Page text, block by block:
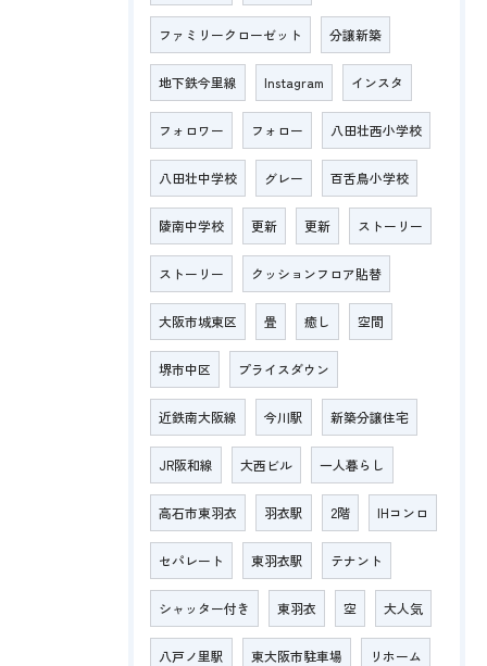
ファミリークローゼット 分譲新築
地下鉄今里線 Instagram インスタ
フォロワー フォロー 八田壮西小学校
八田壮中学校 グレー 百舌鳥小学校
陵南中学校 更新 更新 ストーリー
ストーリー クッションフロア貼替
大阪市城東区 畳 癒し 空間
堺市中区 プライスダウン
近鉄南大阪線 今川駅 新築分譲住宅
JR阪和線 大西ビル 一人暮らし
高石市東羽衣 羽衣駅 2階 IHコンロ
セパレート 東羽衣駅 テナント
シャッター付き 東羽衣 空 大人気
八戸ノ里駅 東大阪市駐車場 リホーム